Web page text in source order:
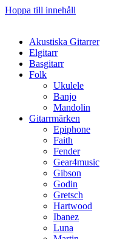
Hoppa till innehåll
Akustiska Gitarrer
Elgitarr
Basgitarr
Folk
Ukulele
Banjo
Mandolin
Gitarrmärken
Epiphone
Faith
Fender
Gear4music
Gibson
Godin
Gretsch
Hartwood
Ibanez
Luna